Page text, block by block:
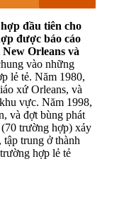
đầu tiên cho
được báo cáo
Orleans và
vào những
lẻ tẻ. Năm 1980,
xứ Orleans, và
vực. Năm 1998,
và đợt bùng phát
trường hợp) xảy
trung ở thành
hợp lẻ tẻ